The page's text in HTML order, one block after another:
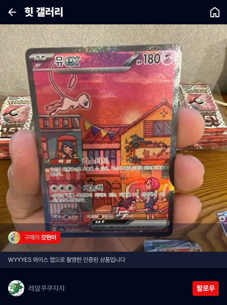
힛 갤러리
구매자 갓현이
WYYYES 와이스 앱으로 촬영한 인증된 상품입니다
레알쿠쿠자자 팔로우